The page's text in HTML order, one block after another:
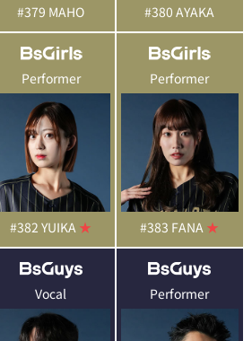
#379 MAHO #380 AYAKA
Performer
#382 YUIKA ★
Performer
#383 FANA ★
Vocal Performer